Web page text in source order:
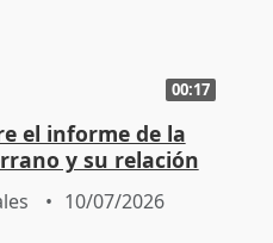
00:17
el informe de la
y su relación
10/07/2026